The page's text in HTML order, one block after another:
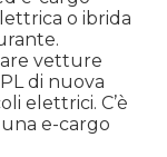
o ibrida
vetture
di nuova
elettrici. C’è
e-cargo